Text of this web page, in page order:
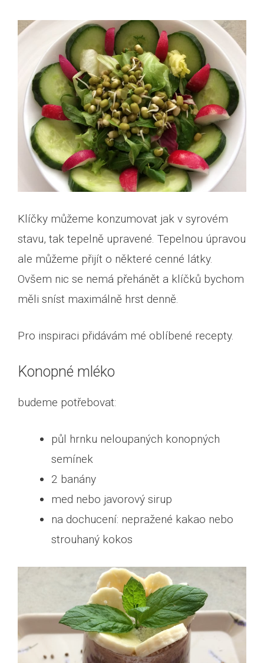
Klíčky můžeme konzumovat jak v syrovém
stavu, tak tepelně upravené. Tepelnou úpravou
ale můžeme přijít o některé cenné látky.
Ovšem nic se nemá přehánět a klíčků bychom
měli sníst maximálně hrst denně.
Pro inspiraci přidávám mé oblíbené recepty.
Konopné mléko
budeme potřebovat:
půl hrnku neloupaných konopných
semínek
2 banány
med nebo javorový sirup
na dochucení: nepražené kakao nebo
strouhaný kokos